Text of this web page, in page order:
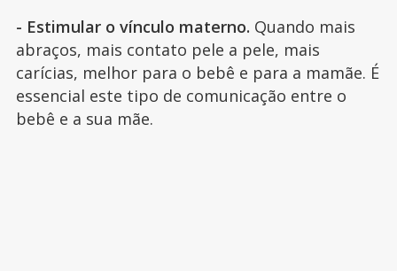
- Estimular o vínculo materno. Quando mais
abraços, mais contato pele a pele, mais
carícias, melhor para o bebê e para a mamãe. É
essencial este tipo de comunicação entre o
bebê e a sua mãe.